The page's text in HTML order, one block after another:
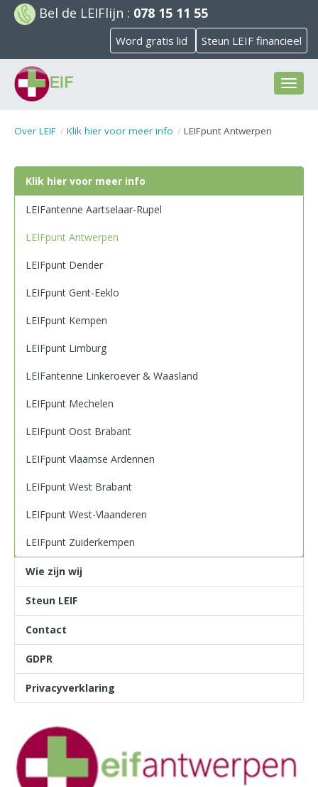
Bel de LEIFlijn : 078 15 11 55
Word gratis lid Steun LEIF financieel
Over LEIF Klik hier voor meer info LEIFpunt Antwerpen
Klik hier voor meer info
LEIFantenne Aartselaar-Rupel
LEIFpunt Antwerpen
LEIFpunt Dender
LEIFpunt Gent-Eeklo
LEIFpunt Kempen
LEIFpunt Limburg
LEIFantenne Linkeroever & Waasland
LEIFpunt Mechelen
LEIFpunt Oost Brabant
LEIFpunt Vlaamse Ardennen
LEIFpunt West Brabant
LEIFpunt West-Vlaanderen
LEIFpunt Zuiderkempen
Wie zijn wij
Steun LEIF
Contact
GDPR
Privacyverklaring